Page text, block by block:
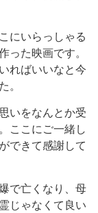
にいらっしゃる
った映画です。
ればいいなと今
。
いをなんとか受
ここにご一緒し
できて感謝して
で亡くなり、母
じゃなくて良い